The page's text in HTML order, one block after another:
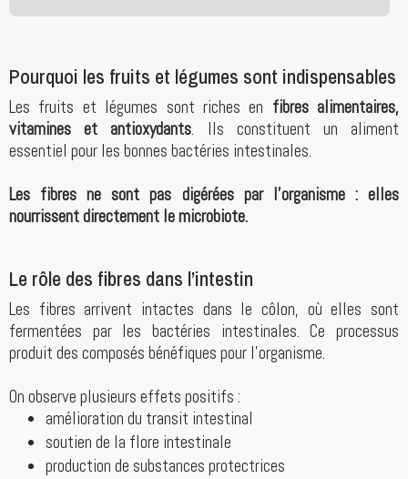
Pourquoi les fruits et légumes sont indispensables
Les fruits et légumes sont riches en fibres alimentaires,
vitamines et antioxydants. Ils constituent un aliment
essentiel pour les bonnes bactéries intestinales.
Les fibres ne sont pas digérées par l’organisme : elles
nourrissent directement le microbiote.
Le rôle des fibres dans l’intestin
Les fibres arrivent intactes dans le côlon, où elles sont
fermentées par les bactéries intestinales. Ce processus
produit des composés bénéfiques pour l’organisme.
On observe plusieurs effets positifs :
amélioration du transit intestinal
soutien de la flore intestinale
production de substances protectrices